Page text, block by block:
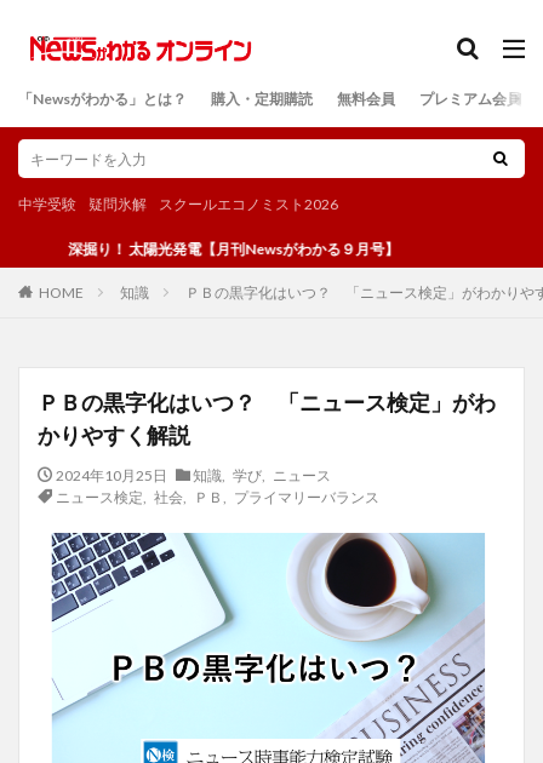
「Newsがわかる」とは？ 購入・定期購読 無料会員 プレミアム会員
中学受験 疑問氷解 スクールエコノミスト2026
掘り！ 太陽光発電【月刊Newsがわかる９月号】
HOME 知識 ＰＢの黒字化はいつ？ 「ニュース検定」がわかりや
ＰＢの黒字化はいつ？ 「ニュース検定」がわ
かりやすく解説
2024年10月25日 知識 学び
ニュース
ニュース検定
社会, ＰＢ プライマリーバランス
検索